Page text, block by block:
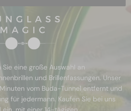
eine große Auswahl an
und Brillenfassungen. Unser
vom Buda-Tunnel entfernt und
für jedermann. Kaufen Sie bei uns